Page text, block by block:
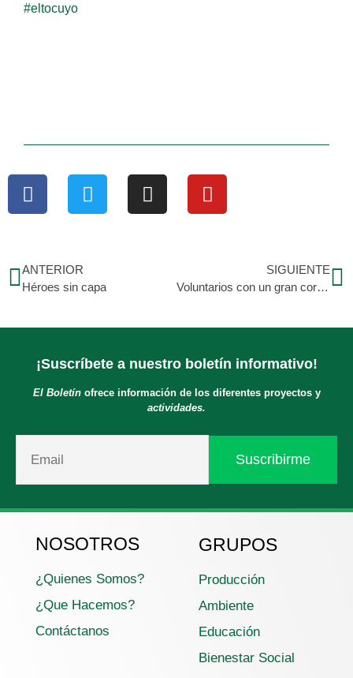
#eltocuyo
ANTERIOR
Héroes sin capa
SIGUIENTE
Voluntarios con un gran corazón
¡Suscríbete a nuestro boletín informativo!
El Boletínofrece información de los diferentes proyectos y
actividades.
NOSOTROS
¿Quienes Somos?
¿Que Hacemos?
Contáctanos
GRUPOS
Producción
Ambiente
Educación
Bienestar Social